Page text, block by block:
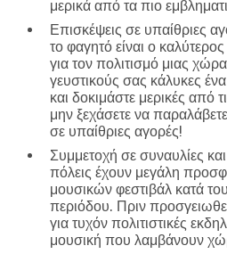
μερικά από τα πιο
Επισκέψεις σε υπαίθριες
το φαγητό είναι ο
για τον πολιτισμό μιας
γευστικούς σας κάλυκες
και δοκιμάστε μερικές από
μην ξεχάσετε να
σε υπαίθριες αγορές!
Συμμετοχή σε συναυλίες
πόλεις έχουν μεγάλη
μουσικών φεστιβάλ κατά
περιόδου. Πριν
για τυχόν πολιτιστικές
μουσική που λαμβάνουν